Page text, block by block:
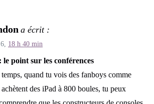
a écrit :
18 h 40 min
le point sur les conférences
quand tu vois des fanboys comme
des iPad à 800 boules, tu peux